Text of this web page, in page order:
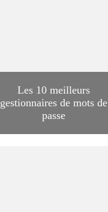
Les 10 meilleurs
gestionnaires de mots de
passe